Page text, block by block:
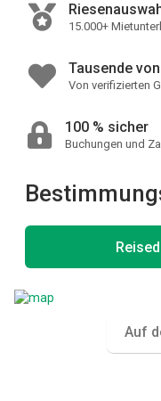
15.000+
Tausende
Von verifizierten
100 % sicher
Buchungen und
Auf